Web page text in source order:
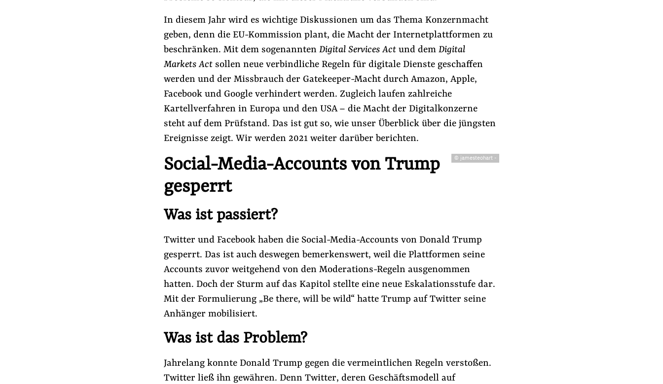
#Macht der Digitalkonzerne
FacebookMastodonBlueskyInstagramYoutube Newsletter
In diesem Jahr wird es wichtige Diskussionen um das Thema Konzernmacht
geben, denn die EU-Kommission plant, die Macht der Internetplattformen zu
beschränken. Mit dem sogenannten Digital Services Act und dem Digital
Markets Act sollen neue verbindliche Regeln für digitale Dienste geschaffen
werden und der Missbrauch der Gatekeeper-Macht durch Amazon, Apple,
Facebook und Google verhindert werden. Zugleich laufen zahlreiche
Kartellverfahren in Europa und den USA – die Macht der Digitalkonzerne
steht auf dem Prüfstand. Das ist gut so, wie unser Überblick über die jüngsten
Ereignisse zeigt. Wir werden 2021 weiter darüber berichten.
© jamesteohart -
Social-Media-Accounts von Trump
gesperrt
Was ist passiert?
Twitter und Facebook haben die Social-Media-Accounts von Donald Trump
gesperrt. Das ist auch deswegen bemerkenswert, weil die Plattformen seine
Accounts zuvor weitgehend von den Moderations-Regeln ausgenommen
hatten. Doch der Sturm auf das Kapitol stellte eine neue Eskalationsstufe dar.
Mit der Formulierung „Be there, will be wild“ hatte Trump auf Twitter seine
Anhänger mobilisiert.
Was ist das Problem?
Jahrelang konnte Donald Trump gegen die vermeintlichen Regeln verstoßen.
Twitter ließ ihn gewähren. Denn Twitter, deren Geschäftsmodell auf